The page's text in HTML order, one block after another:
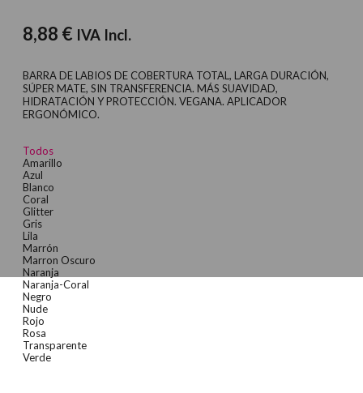
8,88 € IVA Incl.
BARRA DE LABIOS DE COBERTURA TOTAL, LARGA DURACIÓN,
SÚPER MATE, SIN TRANSFERENCIA. MÁS SUAVIDAD,
HIDRATACIÓN Y PROTECCIÓN. VEGANA. APLICADOR
ERGONÓMICO.
Todos
Amarillo
Azul
Blanco
Coral
Glitter
Gris
Lila
Marrón
Marron Oscuro
Naranja
Naranja-Coral
Negro
Nude
Rojo
Rosa
Transparente
Verde